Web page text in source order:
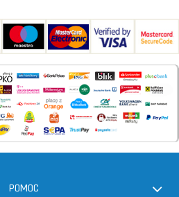
POMOC